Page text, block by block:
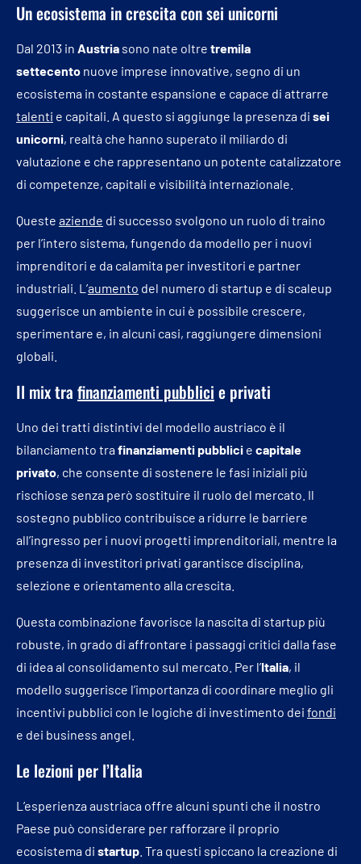
Un ecosistema in crescita con sei unicorni
Dal 2013 in Austria sono nate oltre tremila
settecento nuove imprese innovative, segno di un
ecosistema in costante espansione e capace di attrarre
talenti e capitali. A questo si aggiunge la presenza di sei
unicorni, realtà che hanno superato il miliardo di
valutazione e che rappresentano un potente catalizzatore
di competenze, capitali e visibilità internazionale.
Queste aziende di successo svolgono un ruolo di traino
per l’intero sistema, fungendo da modello per i nuovi
imprenditori e da calamita per investitori e partner
industriali. L’aumento del numero di startup e di scaleup
suggerisce un ambiente in cui è possibile crescere,
sperimentare e, in alcuni casi, raggiungere dimensioni
globali.
Il mix tra finanziamenti pubblici e privati
Uno dei tratti distintivi del modello austriaco è il
bilanciamento trafinanziamenti pubblici e capitale
privato, che consente di sostenere le fasi iniziali più
rischiose senza però sostituire il ruolo del mercato. Il
sostegno pubblico contribuisce a ridurre le barriere
all’ingresso per i nuovi progetti imprenditoriali, mentre la
presenza di investitori privati garantisce disciplina,
selezione e orientamento alla crescita.
Questa combinazione favorisce la nascita di startup più
robuste, in grado di affrontare i passaggi critici dalla fase
di idea al consolidamento sul mercato. Per l’Italia, il
modello suggerisce l’importanza di coordinare meglio gli
incentivi pubblici con le logiche di investimento dei fondi
e dei business angel.
Le lezioni per l’Italia
L’esperienza austriaca offre alcuni spunti che il nostro
Paese può considerare per rafforzare il proprio
ecosistema di startup . Tra questi spiccano la creazione di